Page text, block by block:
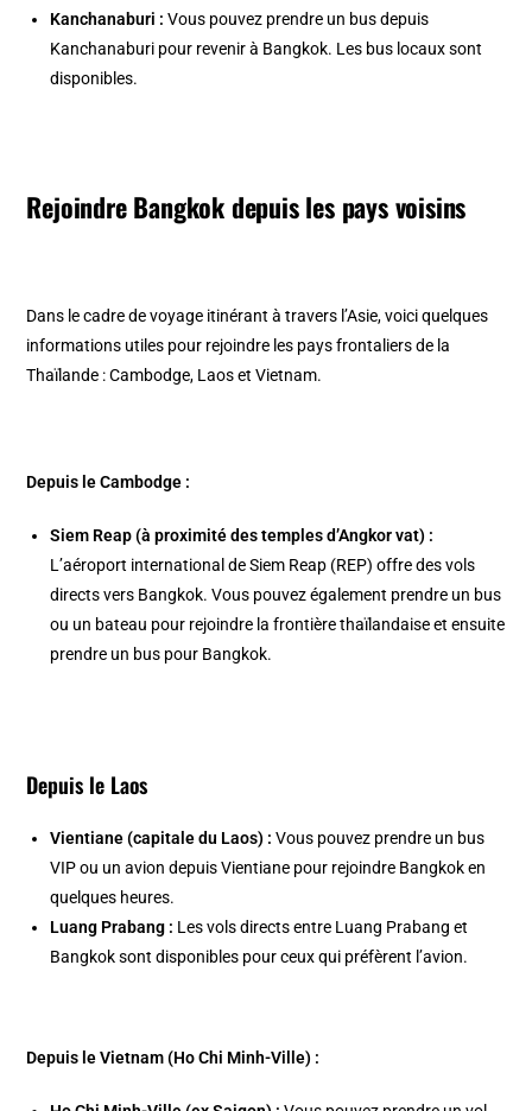
Kanchanaburi : Vous pouvez prendre un bus depuis
Kanchanaburi pour revenir à Bangkok. Les bus locaux sont
disponibles.
Rejoindre Bangkok depuis les pays voisins
Dans le cadre de voyage itinérant à travers l’Asie, voici quelques
informations utiles pour rejoindre les pays frontaliers de la
Thaïlande : Cambodge, Laos et Vietnam.
Depuis le Cambodge :
Siem Reap (à proximité des temples d’Angkor vat) :
L’aéroport international de Siem Reap (REP) offre des vols
directs vers Bangkok. Vous pouvez également prendre un bus
ou un bateau pour rejoindre la frontière thaïlandaise et ensuite
prendre un bus pour Bangkok.
Depuis le Laos
Vientiane (capitale du Laos) : Vous pouvez prendre un bus
VIP ou un avion depuis Vientiane pour rejoindre Bangkok en
quelques heures.
Luang Prabang : Les vols directs entre Luang Prabang et
Bangkok sont disponibles pour ceux qui préfèrent l’avion.
Depuis le Vietnam (Ho Chi Minh-Ville) :